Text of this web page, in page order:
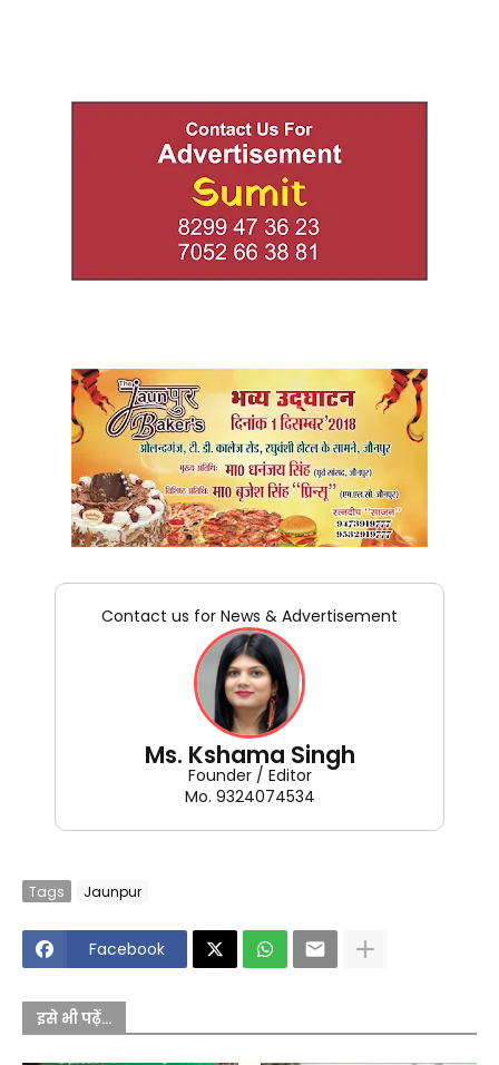
Contact us for News & Advertisement
Ms. Kshama Singh
Founder / Editor
Mo. 9324074534
Tags Jaunpur
Facebook
इसे भी पढ़ें...